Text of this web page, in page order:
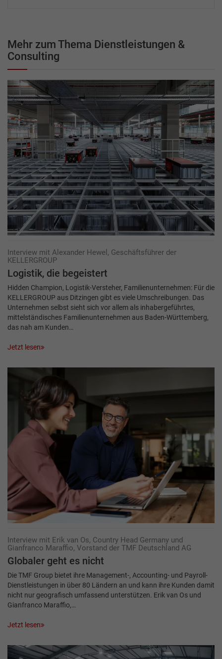
Mehr zum Thema Dienstleistungen &
Consulting
Interview mit Alexander Hewel, Geschäftsführer der
KELLERGROUP
Logistik, die begeistert
Hidden Champion, Logistik-Versteher, Familienunternehmen: Für die
­KELLERGROUP aus Ditzingen gibt es viele Umschreibungen. Das
Unternehmen selbst sieht sich vor allem als inhabergeführtes,
mittelständisches Familienunternehmen aus Baden-Württemberg,
das nah am Kunden…
Jetzt lesen
Interview mit Erik van Os, Country Head Germany und
Gianfranco Maraffio, Vorstand der TMF Deutschland AG
Globaler geht es nicht
Die TMF Group bietet ihre Management-, Accounting- und Payroll-
Dienstleistungen in über 80 Ländern an und kann ihre Kunden damit
nicht nur geografisch umfassend unterstützen. Erik van Os und
Gianfranco Maraffio,…
Jetzt lesen